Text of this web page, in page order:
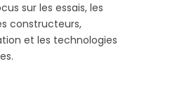
sur les essais, les
constructeurs,
et les technologies